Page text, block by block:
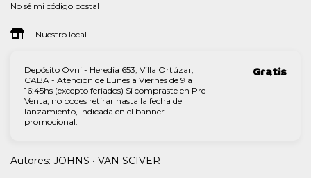
No sé mi código postal
Nuestro local
Depósito Ovni - Heredia 653, Villa Ortúzar,
CABA - Atención de Lunes a Viernes de 9 a
16:45hs (excepto feriados) Si compraste en Pre-
Venta, no podes retirar hasta la fecha de
lanzamiento, indicada en el banner
promocional.
Gratis
Autores: JOHNS • VAN SCIVER